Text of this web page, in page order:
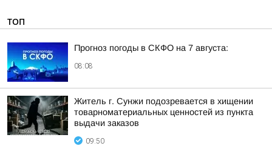
ТОП
Прогноз погоды в СКФО на 7 августа:
08:08
Житель г. Сунжи подозревается в хищении
товарноматериальных ценностей из пункта
выдачи заказов
09:50